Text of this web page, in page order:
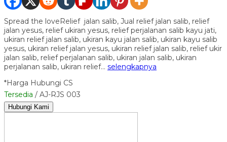
Spread the loveRelief jalan salib, Jual relief jalan salib, relief
jalan yesus, relief ukiran yesus, relief perjalanan salib kayu jati,
ukiran relief jalan salib, ukiran kayu jalan salib, ukiran kayu salib
yesus, ukiran relief jalan yesus, ukiran relief jalan salib, relief ukir
jalan salib, relief perjalanan salib, ukiran jalan salib, ukiran
perjalanan salib, ukiran relief… selengkapnya
*Harga Hubungi CS
Tersedia / AJ-RJS 003
Hubungi Kami